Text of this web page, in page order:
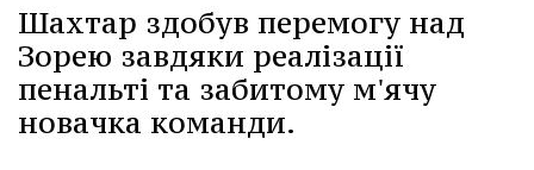
Шахтар здобув перемогу над
Зорею завдяки реалізації
пенальті та забитому м'ячу
новачка команди.